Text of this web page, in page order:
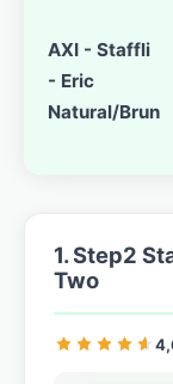
AXI - Staffli
- Eric
Natural/Brun
1. Step2
Two